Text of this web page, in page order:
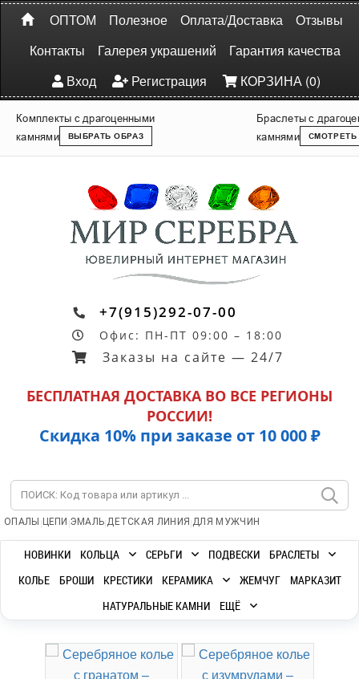
ОПТОМ Полезное Оплата/Доставка
Отзывы
Контакты
Галерея украшений
Гарантия качества
Вход
Регистрация КОРЗИНА (0)
Комплекты с драгоценными
камнями
ВЫБРАТЬ ОБРАЗ
Браслеты с
камнями
СМОТРЕТЬ
+7(915)292-07-00
Офис: ПН-ПТ 09:00 – 18:00
Заказы на сайте — 24/7
БЕСПЛАТНАЯ ДОСТАВКА ВО ВСЕ РЕГИОНЫ
РОССИИ!
Скидка 10% при заказе от 10 000 ₽
ОПАЛЫ | ЦЕПИ |ЭМАЛЬ|ДЕТСКАЯ ЛИНИЯ |ДЛЯ МУЖЧИН
НОВИНКИ КОЛЬЦА СЕРЬГИ ПОДВЕСКИ
БРАСЛЕТЫ
КОЛЬЕ
БРОШИ КРЕСТИКИ КЕРАМИКА ЖЕМЧУГ
МАРКАЗИТ
НАТУРАЛЬНЫЕ КАМНИ
ЕЩЁ